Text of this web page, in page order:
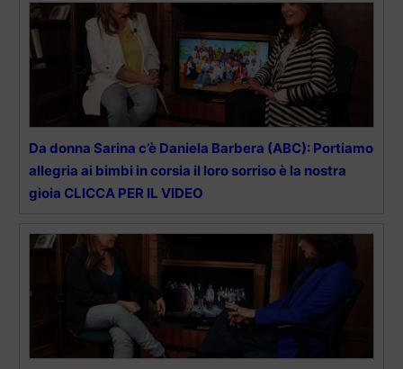
Da donna Sarina c’è Daniela Barbera (ABC): Portiamo
allegria ai bimbi in corsia il loro sorriso è la nostra
gioia CLICCA PER IL VIDEO